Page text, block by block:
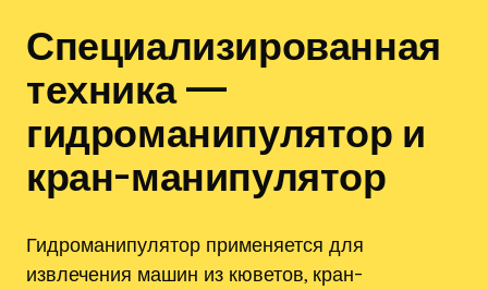
Специализированная
техника —
гидроманипулятор и
кран-манипулятор
Гидроманипулятор применяется для
извлечения машин из кюветов, кран-